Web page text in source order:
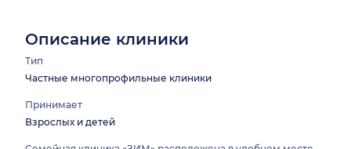
Описание клиники
Тип
Частные многопрофильные клиники
Принимает
Взрослых и детей